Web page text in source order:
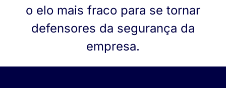
o elo mais fraco para se tornar
defensores da segurança da
empresa.